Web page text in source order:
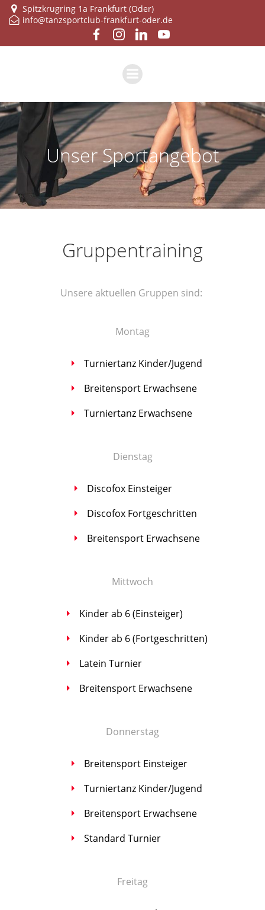
Zum
Inhalt
springen
Spitzkrugring 1a Frankfurt (Oder)
info@tanzsportclub-frankfurt-oder.de
Unser Sport­an­ge­bot
Grup­pen­trai­ning
Unse­re aktu­el­len Grup­pen sind:
Mon­tag
Tur­nier­tanz Kinder/Jugend
Brei­ten­sport Erwachsene
Tur­nier­tanz Erwachsene
Diens­tag
Dis­co­fox Einsteiger
Dis­co­fox Fortgeschritten
Brei­ten­sport Erwachsene
Mitt­woch
Kin­der ab 6 (Ein­stei­ger)
Kin­der ab 6 (Fort­ge­schrit­ten)
Latein Tur­nier
Brei­ten­sport Erwachsene
Don­ners­tag
Brei­ten­sport Einsteiger
Tur­nier­tanz Kinder/Jugend
Brei­ten­sport Erwachsene
Stan­dard Turnier
Frei­tag